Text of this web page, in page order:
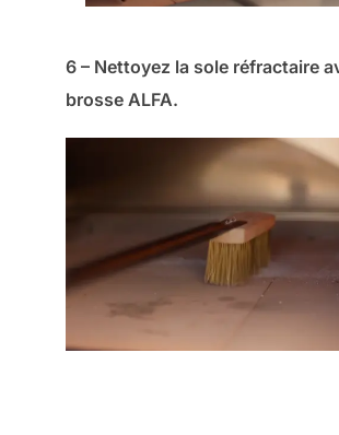
6 – Nettoyez la sole réfractaire
brosse ALFA.